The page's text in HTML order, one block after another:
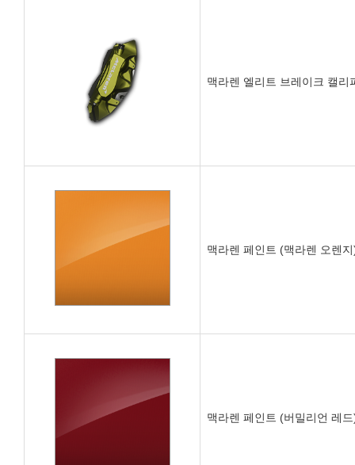
맥라렌 엘리트 브레이크 캘리
맥라렌 페인트 (맥라렌 오렌
맥라렌 페인트 (버밀리언 레